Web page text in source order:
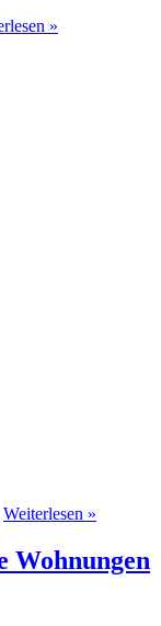
»
Weiterlesen »
Wohnungen